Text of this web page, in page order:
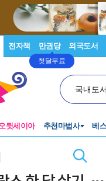
전자책 만권당
첫달무료
외국도서
국내도
뒷세이아 추천마법사 베